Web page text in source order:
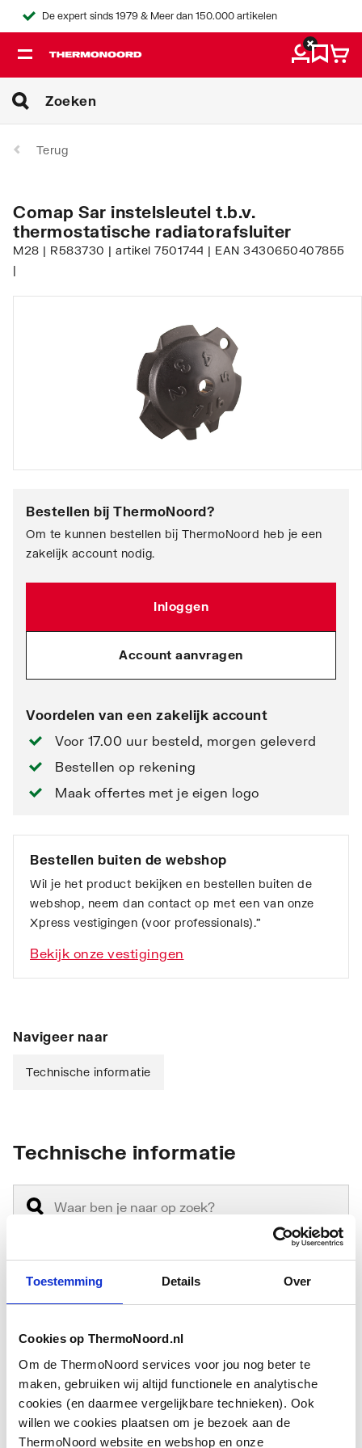
Toestemming Details Over
Cookies op ThermoNoord.nl
Om de ThermoNoord services voor jou nog beter te
maken, gebruiken wij altijd functionele en analytische
cookies (en daarmee vergelijkbare technieken). Ook
willen we cookies plaatsen om je bezoek aan de
ThermoNoord website en webshop en onze
De expert sinds 1979 & Meer dan 150.000 artikelen
Terug
Comap Sar instelsleutel t.b.v.
thermostatische radiatorafsluiter
M28 | R583730 | artikel 7501744 | EAN 3430650407855
|
Bestellen bij ThermoNoord?
Om te kunnen bestellen bij ThermoNoord heb je een
zakelijk account nodig.
Inloggen
Account aanvragen
Voordelen van een zakelijk account
Voor 17.00 uur besteld, morgen geleverd
Bestellen op rekening
Maak offertes met je eigen logo
Bestellen buiten de webshop
Wil je het product bekijken en bestellen buiten de
webshop, neem dan contact op met een van onze
Xpress vestigingen (voor professionals).”
Bekijk onze vestigingen
Navigeer naar
Technische informatie
Technische informatie
Bevestigingswijze
Kleur Zwart
Lengte
spindelverlenging
0
Lengte verlengd
0
Toon meer